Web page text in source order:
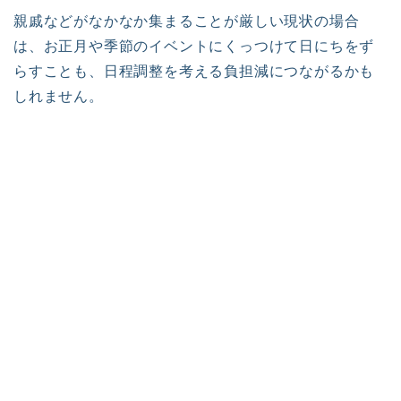
親戚などがなかなか集まることが厳しい現状の場合
は、お正月や季節のイベントにくっつけて日にちをず
らすことも、日程調整を考える負担減につながるかも
しれません。